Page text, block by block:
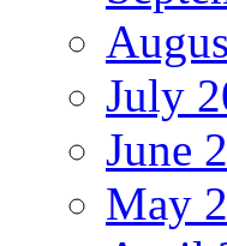
July
June
May